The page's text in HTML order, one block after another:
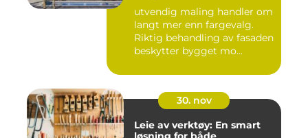
utvendig maling handler om
langt mer enn fargevalg.
Riktig behandling av fasaden
beskytter bygget mo...
30. nov
Leie av verktøy: En smart